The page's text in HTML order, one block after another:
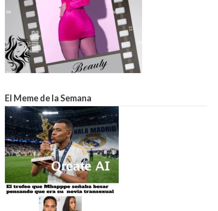
El Meme de la Semana